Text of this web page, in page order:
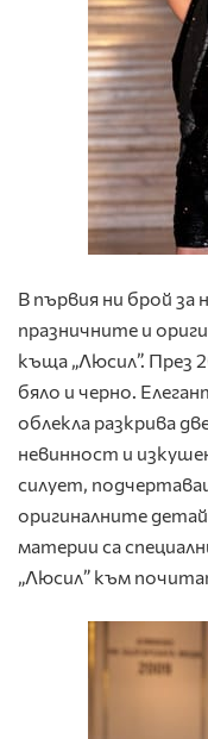
В първия ни брой за
празничните и
къща „Люсил”. През
бяло и черно.
облекла разкрива
невинност и
силует,
оригиналните
материи са
„Люсил” към